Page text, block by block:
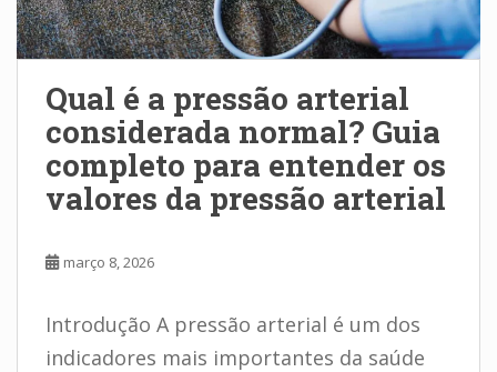
Qual é a pressão arterial
considerada normal? Guia
completo para entender os
valores da pressão arterial
março 8, 2026
Introdução A pressão arterial é um dos
indicadores mais importantes da saúde